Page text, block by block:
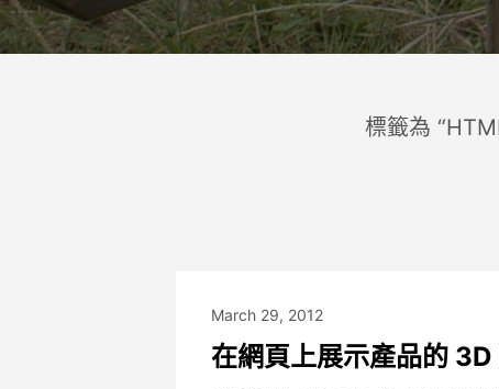
標籤為
March 29, 2012
在網頁上展示產品的 3D